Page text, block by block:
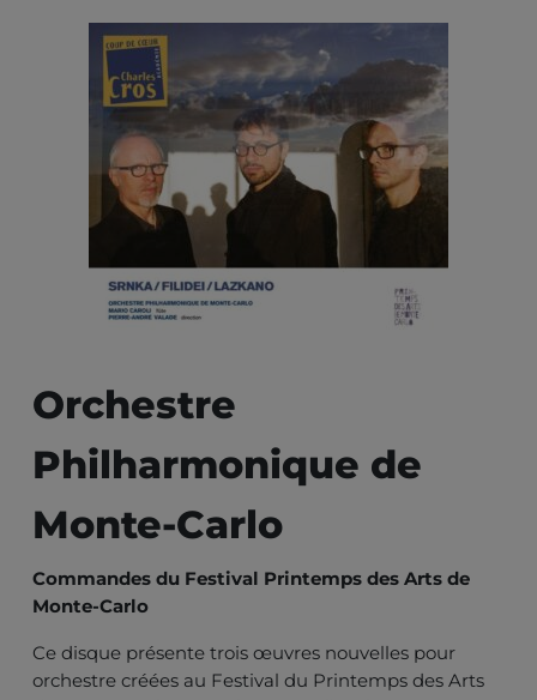
Orchestre
Philharmonique de
Monte-Carlo
Commandes du Festival Printemps des Arts de
Monte-Carlo
Ce disque présente trois œuvres nouvelles pour
orchestre créées au Festival du Printemps des Arts